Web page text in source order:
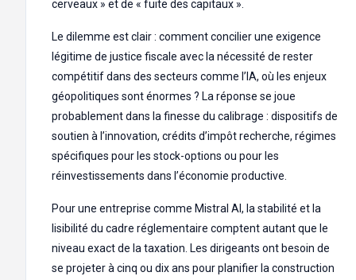
cerveaux » et de « fuite des capitaux ».
Le dilemme est clair : comment concilier une exigence
légitime de justice fiscale avec la nécessité de rester
compétitif dans des secteurs comme l’IA, où les enjeux
géopolitiques sont énormes ? La réponse se joue
probablement dans la finesse du calibrage : dispositifs de
soutien à l’innovation, crédits d’impôt recherche, régimes
spécifiques pour les stock-options ou pour les
réinvestissements dans l’économie productive.
Pour une entreprise comme Mistral AI, la stabilité et la
lisibilité du cadre réglementaire comptent autant que le
niveau exact de la taxation. Les dirigeants ont besoin de
se projeter à cinq ou dix ans pour planifier la construction